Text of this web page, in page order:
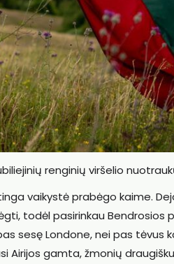
renginių viršelio
vaikystė prabėgo kaime.
todėl pasirinkau Bendrosios
sesę Londone, nei pas tėvus
Airijos gamta, žmonių